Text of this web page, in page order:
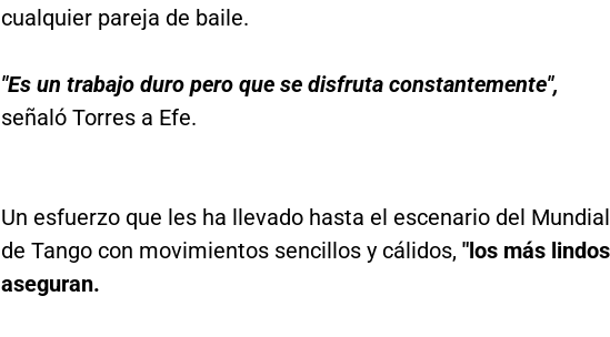
cualquier pareja de baile.
"Es un trabajo duro pero que se disfruta constantemente",
señaló Torres a Efe.
Un esfuerzo que les ha llevado hasta el escenario del Mundial
de Tango con movimientos sencillos y cálidos, "los más
aseguran.